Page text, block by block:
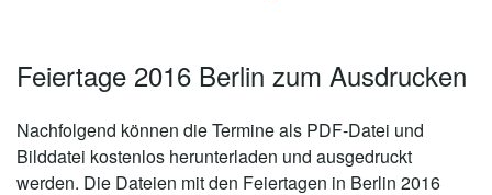
Feiertage 2016 Berlin zum Ausdrucken
Nachfolgend können die Termine als PDF-Datei und
Bilddatei kostenlos herunterladen und ausgedruckt
werden. Die Dateien mit den Feiertagen in Berlin 2016